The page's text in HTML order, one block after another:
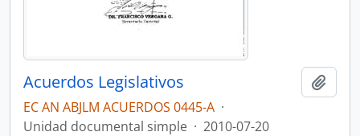
Acuerdos Legislativos
EC AN ABJLM ACUERDOS 0445-A ·
Unidad documental simple · 2010-07-20